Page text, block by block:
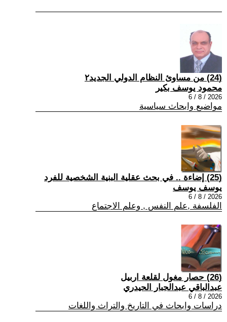
(24) من مساوئ النظام الدولي الجديد٢
محمود يوسف بكير
2026 / 8 / 6
مواضيع وابحاث سياسية
(25) إضاءة .. في بحث عقلية البنية الشخصية للفرد
يوسف يوسف
2026 / 8 / 6
الفلسفة ,علم النفس , وعلم الاجتماع
(26) حصار مغول لقلعة اربيل
عبدالباقي عبدالجبار الحيدري
2026 / 8 / 6
دراسات وابحاث في التاريخ والتراث واللغات